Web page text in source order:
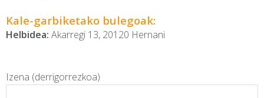
Kale-garbiketako bulegoak:
Helbidea: Akarregi 13, 20120 Hernani
Izena (derrigorrezkoa)